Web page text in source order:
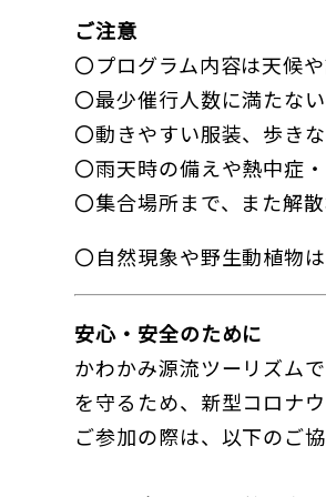
ご注意
〇プログラム内容は天候
〇最少催行人数に満たな
〇動きやすい服装、歩き
〇雨天時の備えや熱中症
〇集合場所まで、また解
〇自然現象や野生動植物
安心・安全のために
かわかみ源流ツーリズム
を守るため、新型コロナ
ご参加の際は、以下のご